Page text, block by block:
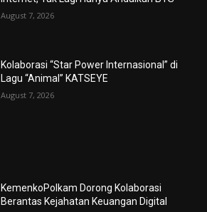
August 7, 2026
Kolaborasi “Star Power Internasional” di
Lagu “Animal” KATSEYE
August 7, 2026
KemenkoPolkam Dorong Kolaborasi
Berantas Kejahatan Keuangan Digital